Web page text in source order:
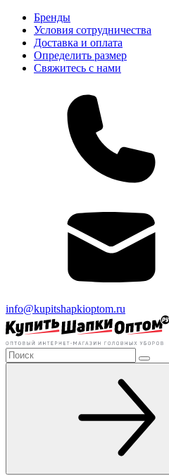
Бренды
Условия сотрудничества
Доставка и оплата
Определить размер
Свяжитесь с нами
info@kupitshapkioptom.ru